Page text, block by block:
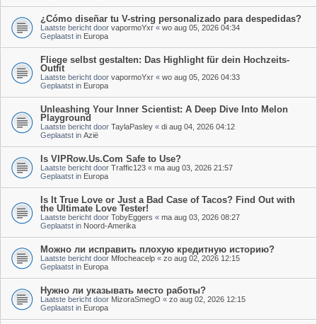
¿Cómo diseñar tu V-string personalizado para despedidas?
Laatste bericht door vapormoYxr « wo aug 05, 2026 04:34
Geplaatst in Europa
Fliege selbst gestalten: Das Highlight für dein Hochzeits-
Outfit
Laatste bericht door vapormoYxr « wo aug 05, 2026 04:33
Geplaatst in Europa
Unleashing Your Inner Scientist: A Deep Dive Into Melon
Playground
Laatste bericht door TaylaPasley « di aug 04, 2026 04:12
Geplaatst in Azië
Is VIPRow.Us.Com Safe to Use?
Laatste bericht door Traffic123 « ma aug 03, 2026 21:57
Geplaatst in Europa
Is It True Love or Just a Bad Case of Tacos? Find Out with
the Ultimate Love Tester!
Laatste bericht door TobyEggers « ma aug 03, 2026 08:27
Geplaatst in Noord-Amerika
Можно ли исправить плохую кредитную историю?
Laatste bericht door Mfocheacelp « zo aug 02, 2026 12:15
Geplaatst in Europa
Нужно ли указывать место работы?
Laatste bericht door MizoraSmegO « zo aug 02, 2026 12:15
Geplaatst in Europa